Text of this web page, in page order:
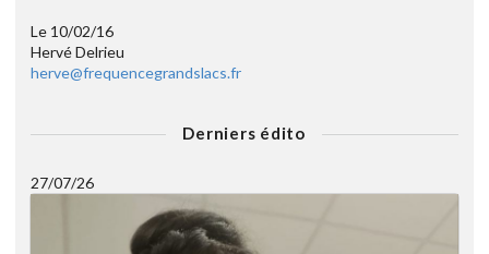
Le 10/02/16
Hervé Delrieu
herve@frequencegrandslacs.fr
Derniers édito
27/07/26